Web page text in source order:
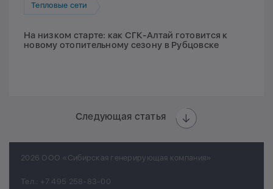
Тепловые сети
На низком старте: как СГК-Алтай готовится к
новому отопительному сезону в Рубцовске
Следующая статья
2026 ООО «Сибирская генерирующая компания»
Тел.: +7 495 258-83-00